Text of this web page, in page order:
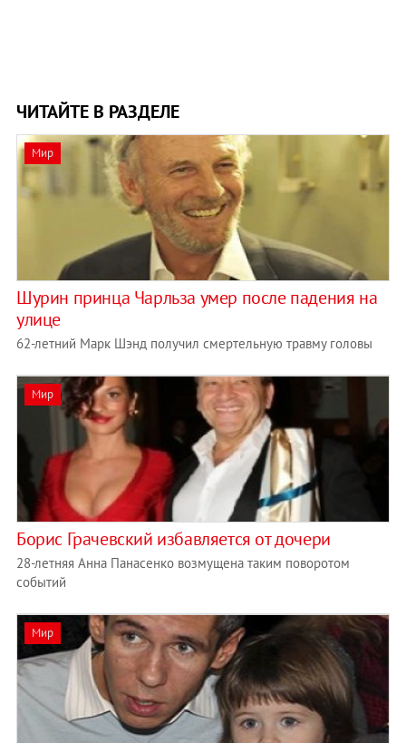
ЧИТАЙТЕ В РАЗДЕЛЕ
Мир
Шурин принца Чарльза умер после падения на
улице
62-летний Марк Шэнд получил смертельную травму головы
Мир
Борис Грачевский избавляется от дочери
28-летняя Анна Панасенко возмущена таким поворотом
событий
Мир